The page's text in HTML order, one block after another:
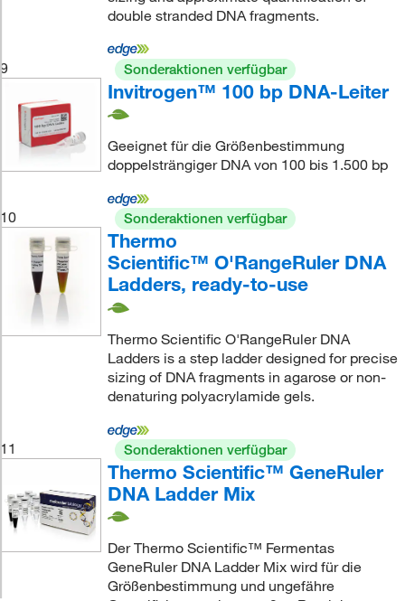
double stranded DNA fragments.
9 Sonderaktionen verfügbar
Invitrogen™ 100 bp DNA-Leiter
Geeignet für die Größenbestimmung
doppelsträngiger DNA von 100 bis 1.500 bp
10 Sonderaktionen verfügbar
Thermo
Scientific™ O'RangeRuler DNA
Ladders, ready-to-use
Thermo Scientific O'RangeRuler DNA
Ladders is a step ladder designed for precise
sizing of DNA fragments in agarose or non-
denaturing polyacrylamide gels.
11 Sonderaktionen verfügbar
Thermo Scientific™ GeneRuler
DNA Ladder Mix
Der Thermo Scientific™ Fermentas
GeneRuler DNA Ladder Mix wird für die
Größenbestimmung und ungefähre